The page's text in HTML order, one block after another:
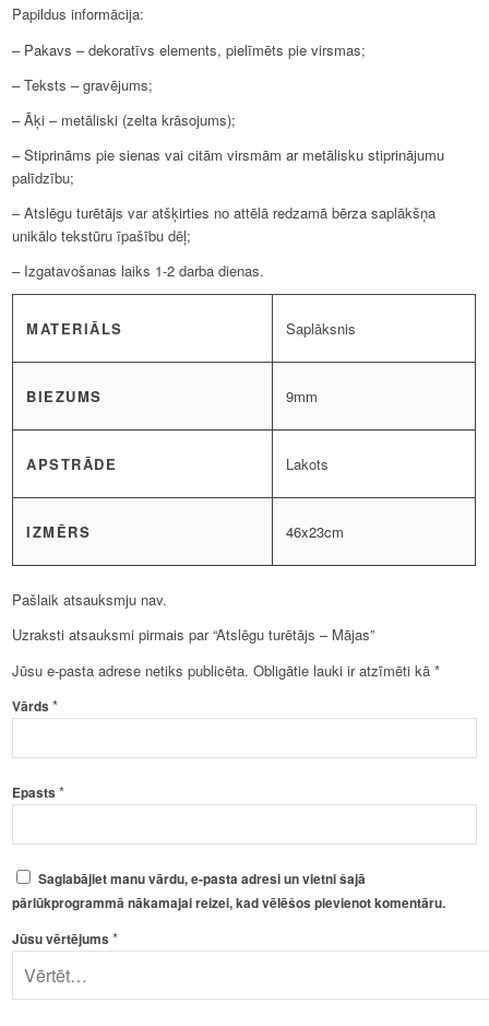
Papildus informācija:
– Pakavs – dekoratīvs elements, pielīmēts pie virsmas;
– Teksts – gravējums;
– Āķi – metāliski (zelta krāsojums);
– Stiprināms pie sienas vai citām virsmām ar metālisku stiprinājumu
palīdzību;
– Atslēgu turētājs var atšķirties no attēlā redzamā bērza saplākšņa
unikālo tekstūru īpašību dēļ;
– Izgatavošanas laiks 1-2 darba dienas.
MATERIĀLS Saplāksnis
BIEZUMS 9mm
APSTRĀDE Lakots
IZMĒRS 46x23cm
Pašlaik atsauksmju nav.
Uzraksti atsauksmi pirmais par “Atslēgu turētājs – Mājas”
Jūsu e-pasta adrese netiks publicēta. Obligātie lauki ir atzīmēti kā*
Vārds*
Epasts*
Saglabājiet manu vārdu, e-pasta adresi un vietni šajā
pārlūkprogrammā nākamajai reizei, kad vēlēšos pievienot komentāru.
Jūsu vērtējums*